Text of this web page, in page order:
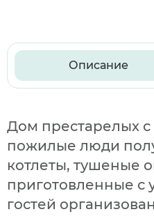
Описание
Дом престарелых
пожилые люди
котлеты, тушеные
приготовленные с
гостей